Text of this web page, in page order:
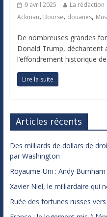
9 avril 2025 La rédaction
Ackman, Bourse, douanes,
De nombreuses grandes
Donald Trump, déchantent
l’effondrement historique
Lire la suite
Articles récents
Des milliards de dollars de
par Washington
Royaume-Uni : Andy
Xavier Niel, le milliardaire qui
Ruée des fortunes russes vers